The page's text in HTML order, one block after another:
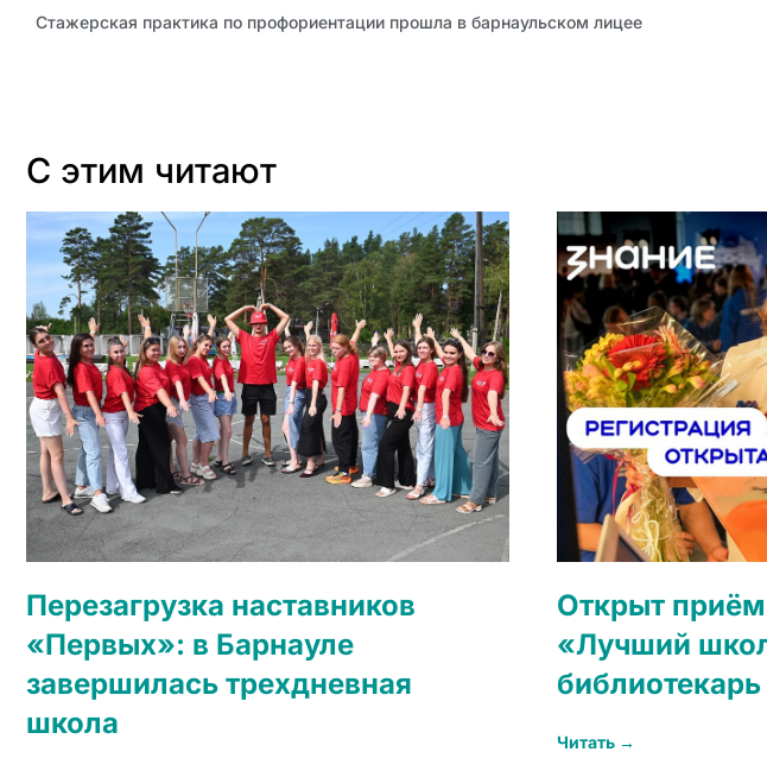
Стажерская практика по профориентации прошла в барнаульском лицее
С этим читают
Перезагрузка наставников
«Первых»: в Барнауле
завершилась трехдневная
школа
Открыт приём
«Лучший
Читать →